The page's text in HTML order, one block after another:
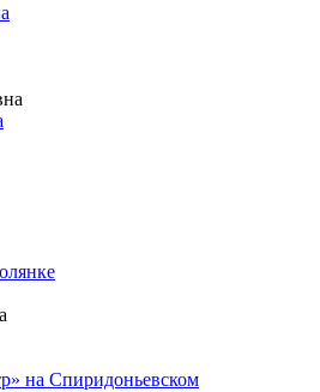
на Спиридоньевском